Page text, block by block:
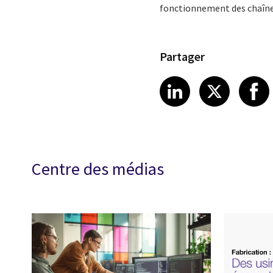
fonctionnement des
Partager
Share article
LinkedIn
Share
X
Centre des médias